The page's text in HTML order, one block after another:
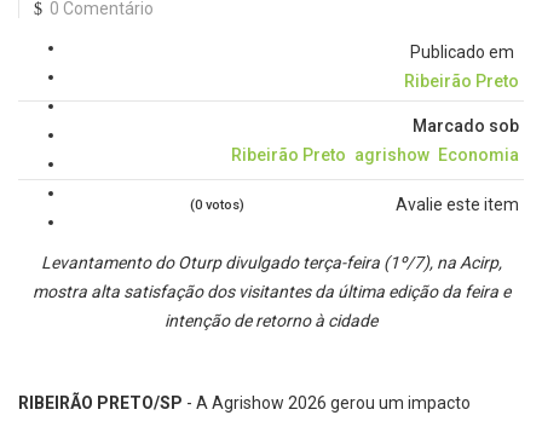
0 Comentário
Publicado em
Ribeirão Preto
Marcado sob
Ribeirão Preto agrishow Economia
Avalie este item
(0 votos)
Levantamento do Oturp divulgado terça-feira (1º/7), na Acirp,
mostra alta satisfação dos visitantes da última edição da feira e
intenção de retorno à cidade
RIBEIRÃO PRETO/SP - A Agrishow 2026 gerou um impacto